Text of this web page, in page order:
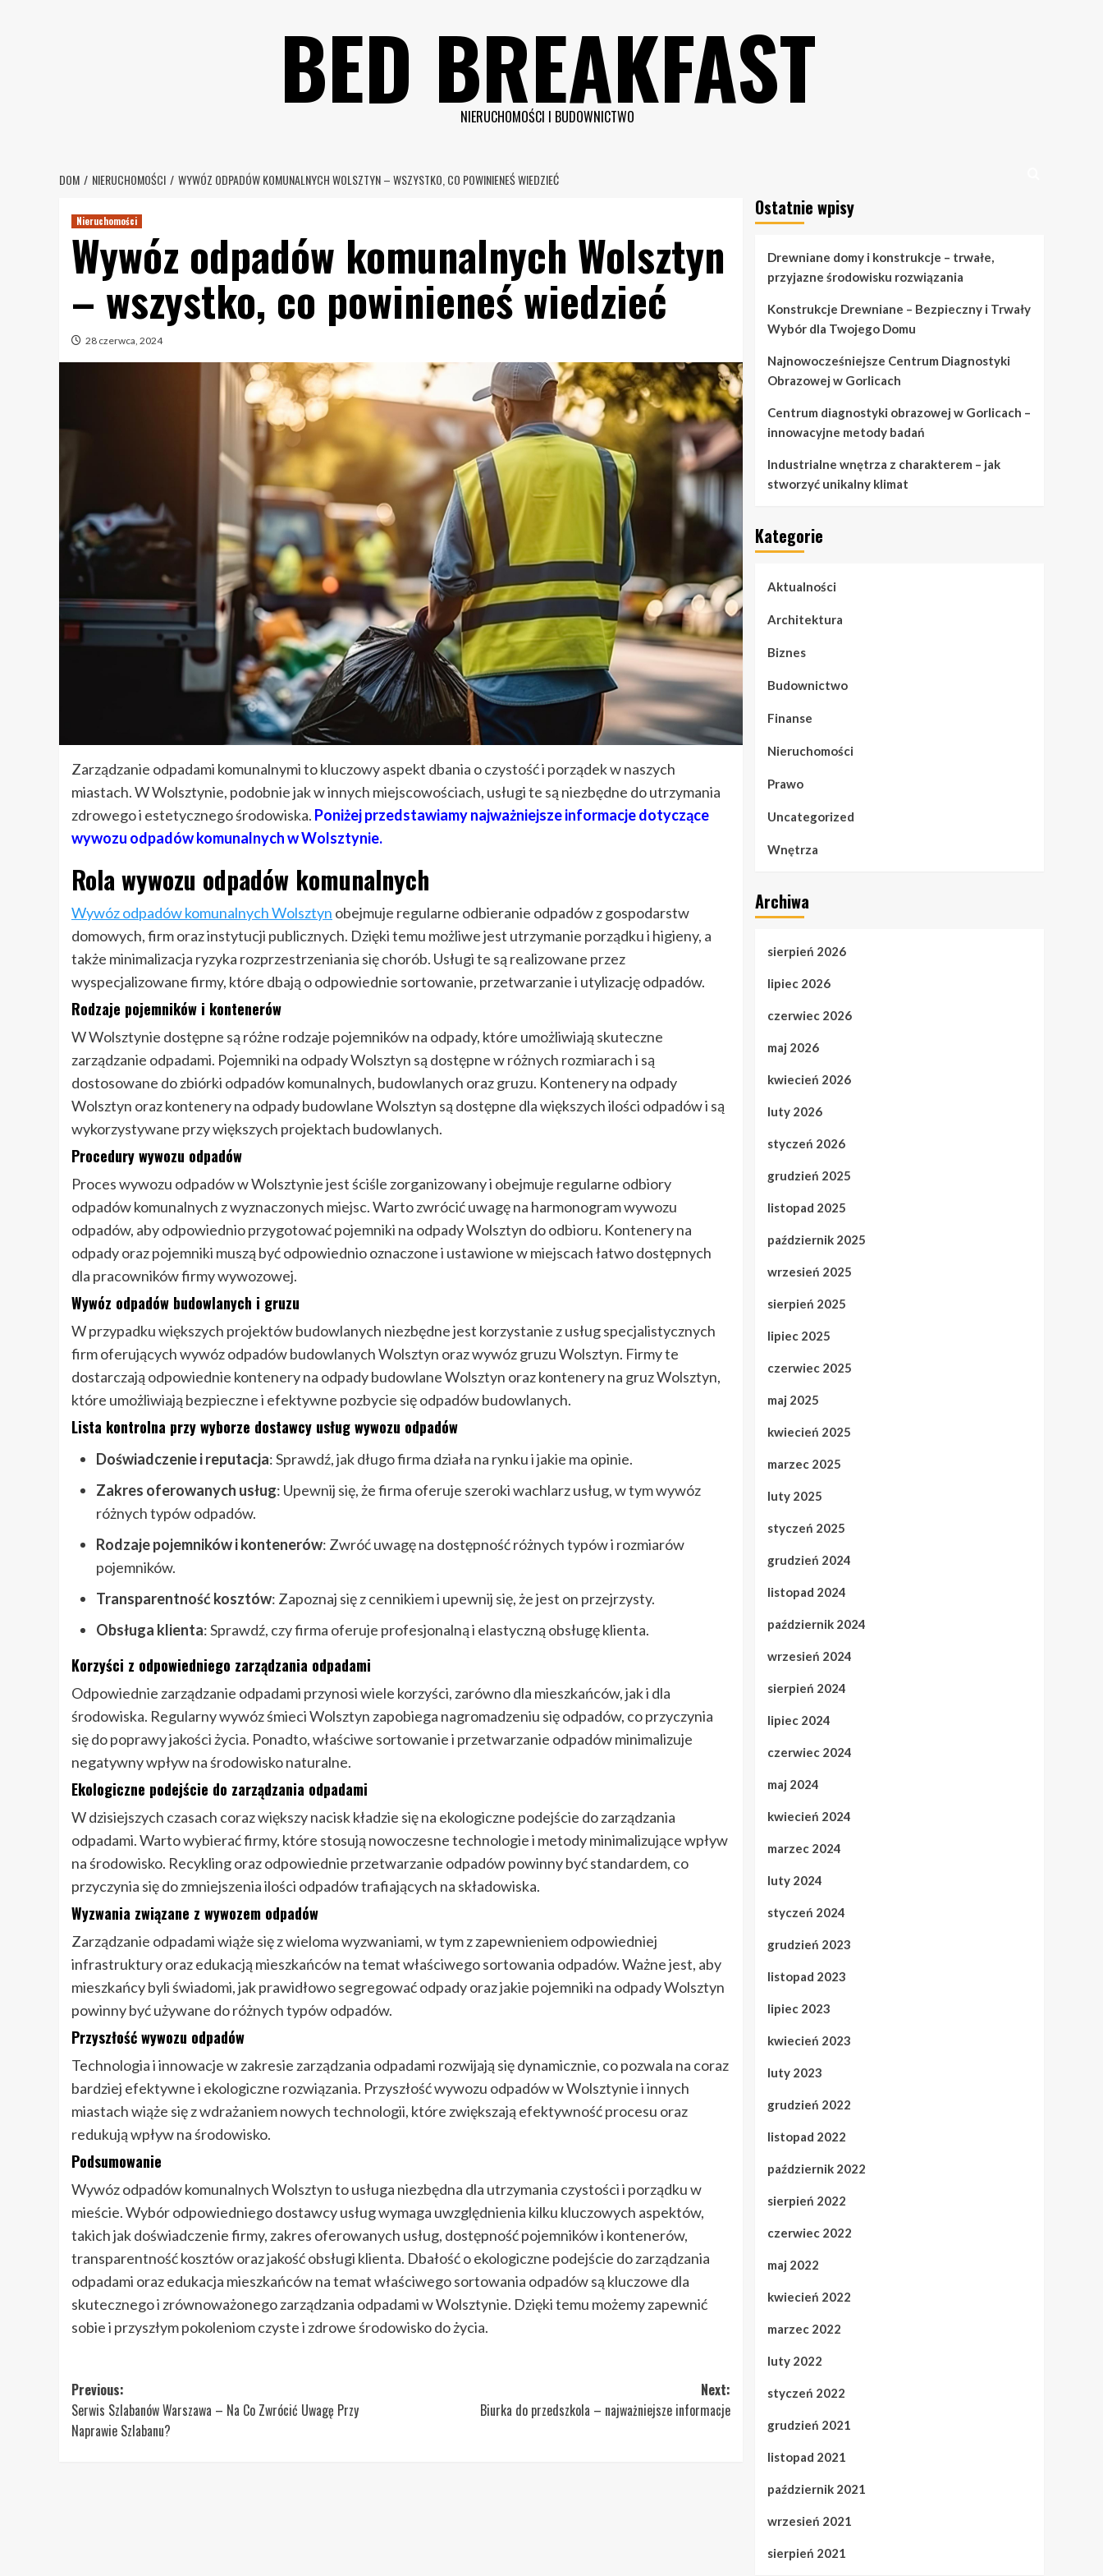
BED BREAKFAST
NIERUCHOMOŚCI I BUDOWNICTWO
DOM NIERUCHOMOŚCI WYWÓZ ODPADÓW KOMUNALNYCH WOLSZTYN – WSZYSTKO, CO POWINIENEŚ WIEDZIEĆ
Nieruchomości
Wywóz odpadów komunalnych Wolsztyn
– wszystko, co powinieneś wiedzieć
28 czerwca, 2024
Zarządzanie odpadami komunalnymi to kluczowy aspekt dbania o czystość i porządek w naszych
miastach. W Wolsztynie, podobnie jak w innych miejscowościach, usługi te są niezbędne do utrzymania
zdrowego i estetycznego środowiska. Poniżej przedstawiamy najważniejsze informacje dotyczące
wywozu odpadów komunalnych w Wolsztynie.
Rola wywozu odpadów komunalnych
Wywóz odpadów komunalnych Wolsztyn obejmuje regularne odbieranie odpadów z gospodarstw
domowych, firm oraz instytucji publicznych. Dzięki temu możliwe jest utrzymanie porządku i higieny, a
także minimalizacja ryzyka rozprzestrzeniania się chorób. Usługi te są realizowane przez
wyspecjalizowane firmy, które dbają o odpowiednie sortowanie, przetwarzanie i utylizację odpadów.
Rodzaje pojemników i kontenerów
W Wolsztynie dostępne są różne rodzaje pojemników na odpady, które umożliwiają skuteczne
zarządzanie odpadami. Pojemniki na odpady Wolsztyn są dostępne w różnych rozmiarach i są
dostosowane do zbiórki odpadów komunalnych, budowlanych oraz gruzu. Kontenery na odpady
Wolsztyn oraz kontenery na odpady budowlane Wolsztyn są dostępne dla większych ilości odpadów i są
wykorzystywane przy większych projektach budowlanych.
Procedury wywozu odpadów
Proces wywozu odpadów w Wolsztynie jest ściśle zorganizowany i obejmuje regularne odbiory
odpadów komunalnych z wyznaczonych miejsc. Warto zwrócić uwagę na harmonogram wywozu
odpadów, aby odpowiednio przygotować pojemniki na odpady Wolsztyn do odbioru. Kontenery na
odpady oraz pojemniki muszą być odpowiednio oznaczone i ustawione w miejscach łatwo dostępnych
dla pracowników firmy wywozowej.
Wywóz odpadów budowlanych i gruzu
W przypadku większych projektów budowlanych niezbędne jest korzystanie z usług specjalistycznych
firm oferujących wywóz odpadów budowlanych Wolsztyn oraz wywóz gruzu Wolsztyn. Firmy te
dostarczają odpowiednie kontenery na odpady budowlane Wolsztyn oraz kontenery na gruz Wolsztyn,
które umożliwiają bezpieczne i efektywne pozbycie się odpadów budowlanych.
Lista kontrolna przy wyborze dostawcy usług wywozu odpadów
Doświadczenie i reputacja: Sprawdź, jak długo firma działa na rynku i jakie ma opinie.
Zakres oferowanych usług: Upewnij się, że firma oferuje szeroki wachlarz usług, w tym wywóz
różnych typów odpadów.
Rodzaje pojemników i kontenerów: Zwróć uwagę na dostępność różnych typów i rozmiarów
pojemników.
Transparentność kosztów: Zapoznaj się z cennikiem i upewnij się, że jest on przejrzysty.
Obsługa klienta: Sprawdź, czy firma oferuje profesjonalną i elastyczną obsługę klienta.
Korzyści z odpowiedniego zarządzania odpadami
Odpowiednie zarządzanie odpadami przynosi wiele korzyści, zarówno dla mieszkańców, jak i dla
środowiska. Regularny wywóz śmieci Wolsztyn zapobiega nagromadzeniu się odpadów, co przyczynia
się do poprawy jakości życia. Ponadto, właściwe sortowanie i przetwarzanie odpadów minimalizuje
negatywny wpływ na środowisko naturalne.
Ekologiczne podejście do zarządzania odpadami
W dzisiejszych czasach coraz większy nacisk kładzie się na ekologiczne podejście do zarządzania
odpadami. Warto wybierać firmy, które stosują nowoczesne technologie i metody minimalizujące wpływ
na środowisko. Recykling oraz odpowiednie przetwarzanie odpadów powinny być standardem, co
przyczynia się do zmniejszenia ilości odpadów trafiających na składowiska.
Wyzwania związane z wywozem odpadów
Zarządzanie odpadami wiąże się z wieloma wyzwaniami, w tym z zapewnieniem odpowiedniej
infrastruktury oraz edukacją mieszkańców na temat właściwego sortowania odpadów. Ważne jest, aby
mieszkańcy byli świadomi, jak prawidłowo segregować odpady oraz jakie pojemniki na odpady Wolsztyn
powinny być używane do różnych typów odpadów.
Przyszłość wywozu odpadów
Technologia i innowacje w zakresie zarządzania odpadami rozwijają się dynamicznie, co pozwala na coraz
bardziej efektywne i ekologiczne rozwiązania. Przyszłość wywozu odpadów w Wolsztynie i innych
miastach wiąże się z wdrażaniem nowych technologii, które zwiększają efektywność procesu oraz
redukują wpływ na środowisko.
Podsumowanie
Wywóz odpadów komunalnych Wolsztyn to usługa niezbędna dla utrzymania czystości i porządku w
mieście. Wybór odpowiedniego dostawcy usług wymaga uwzględnienia kilku kluczowych aspektów,
takich jak doświadczenie firmy, zakres oferowanych usług, dostępność pojemników i kontenerów,
transparentność kosztów oraz jakość obsługi klienta. Dbałość o ekologiczne podejście do zarządzania
odpadami oraz edukacja mieszkańców na temat właściwego sortowania odpadów są kluczowe dla
skutecznego i zrównoważonego zarządzania odpadami w Wolsztynie. Dzięki temu możemy zapewnić
sobie i przyszłym pokoleniom czyste i zdrowe środowisko do życia.
Post
navigation
Previous:
Serwis Szlabanów Warszawa – Na Co Zwrócić Uwagę Przy
Naprawie Szlabanu?
Next:
Biurka do przedszkola – najważniejsze informacje
Ostatnie wpisy
Drewniane domy i konstrukcje – trwałe,
przyjazne środowisku rozwiązania
Konstrukcje Drewniane – Bezpieczny i Trwały
Wybór dla Twojego Domu
Najnowocześniejsze Centrum Diagnostyki
Obrazowej w Gorlicach
Centrum diagnostyki obrazowej w Gorlicach –
innowacyjne metody badań
Industrialne wnętrza z charakterem – jak
stworzyć unikalny klimat
Kategorie
Aktualności
Architektura
Biznes
Budownictwo
Finanse
Nieruchomości
Prawo
Uncategorized
Wnętrza
Archiwa
sierpień 2026
lipiec 2026
czerwiec 2026
maj 2026
kwiecień 2026
luty 2026
styczeń 2026
grudzień 2025
listopad 2025
październik 2025
wrzesień 2025
sierpień 2025
lipiec 2025
czerwiec 2025
maj 2025
kwiecień 2025
marzec 2025
luty 2025
styczeń 2025
grudzień 2024
listopad 2024
październik 2024
wrzesień 2024
sierpień 2024
lipiec 2024
czerwiec 2024
maj 2024
kwiecień 2024
marzec 2024
luty 2024
styczeń 2024
grudzień 2023
listopad 2023
lipiec 2023
kwiecień 2023
luty 2023
grudzień 2022
listopad 2022
październik 2022
sierpień 2022
czerwiec 2022
maj 2022
kwiecień 2022
marzec 2022
luty 2022
styczeń 2022
grudzień 2021
listopad 2021
październik 2021
wrzesień 2021
sierpień 2021